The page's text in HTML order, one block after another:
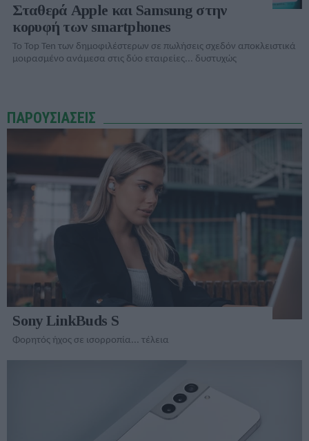
Σταθερά Apple και Samsung στην
κορυφή των smartphones
Το Top Ten των δημοφιλέστερων σε πωλήσεις σχεδόν αποκλειστικά
μοιρασμένο ανάμεσα στις δύο εταιρείες... δυστυχώς
ΠΑΡΟΥΣΙΑΣΕΙΣ
Sony LinkBuds S
Φορητός ήχος σε ισορροπία... τέλεια